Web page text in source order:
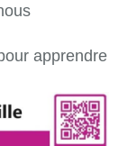
apprendre